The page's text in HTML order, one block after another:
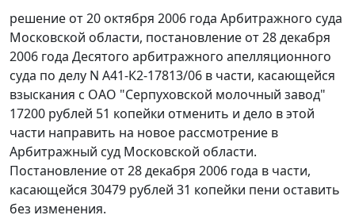
решение от 20 октября 2006 года Арбитражного суда
Московской области, постановление от 28 декабря
2006 года Десятого арбитражного апелляционного
суда по делу N А41-К2-17813/06 в части, касающейся
взыскания с ОАО "Серпуховской молочный завод"
17200 рублей 51 копейки отменить и дело в этой
части направить на новое рассмотрение в
Арбитражный суд Московской области.
Постановление от 28 декабря 2006 года в части,
касающейся 30479 рублей 31 копейки пени оставить
без изменения.